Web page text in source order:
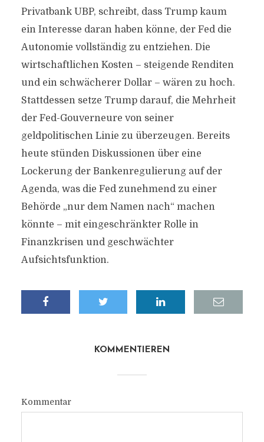
Privatbank UBP, schreibt, dass Trump kaum
ein Interesse daran haben könne, der Fed die
Autonomie vollständig zu entziehen. Die
wirtschaftlichen Kosten – steigende Renditen
und ein schwächerer Dollar – wären zu hoch.
Stattdessen setze Trump darauf, die Mehrheit
der Fed-Gouverneure von seiner
geldpolitischen Linie zu überzeugen. Bereits
heute stünden Diskussionen über eine
Lockerung der Bankenregulierung auf der
Agenda, was die Fed zunehmend zu einer
Behörde „nur dem Namen nach“ machen
könnte – mit eingeschränkter Rolle in
Finanzkrisen und geschwächter
Aufsichtsfunktion.
KOMMENTIEREN
Kommentar